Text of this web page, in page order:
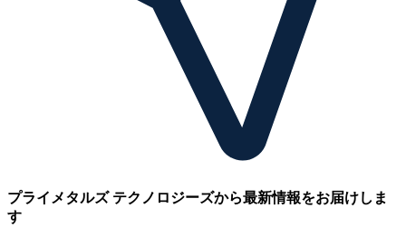
プライメタルズ テクノロジーズから最新情報をお届けしま
す